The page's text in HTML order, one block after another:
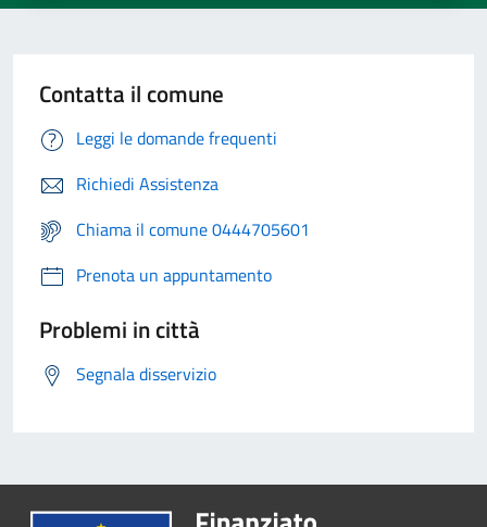
Contatta il comune
Leggi le domande frequenti
Richiedi Assistenza
Chiama il comune 0444705601
Prenota un appuntamento
Problemi in città
Segnala disservizio